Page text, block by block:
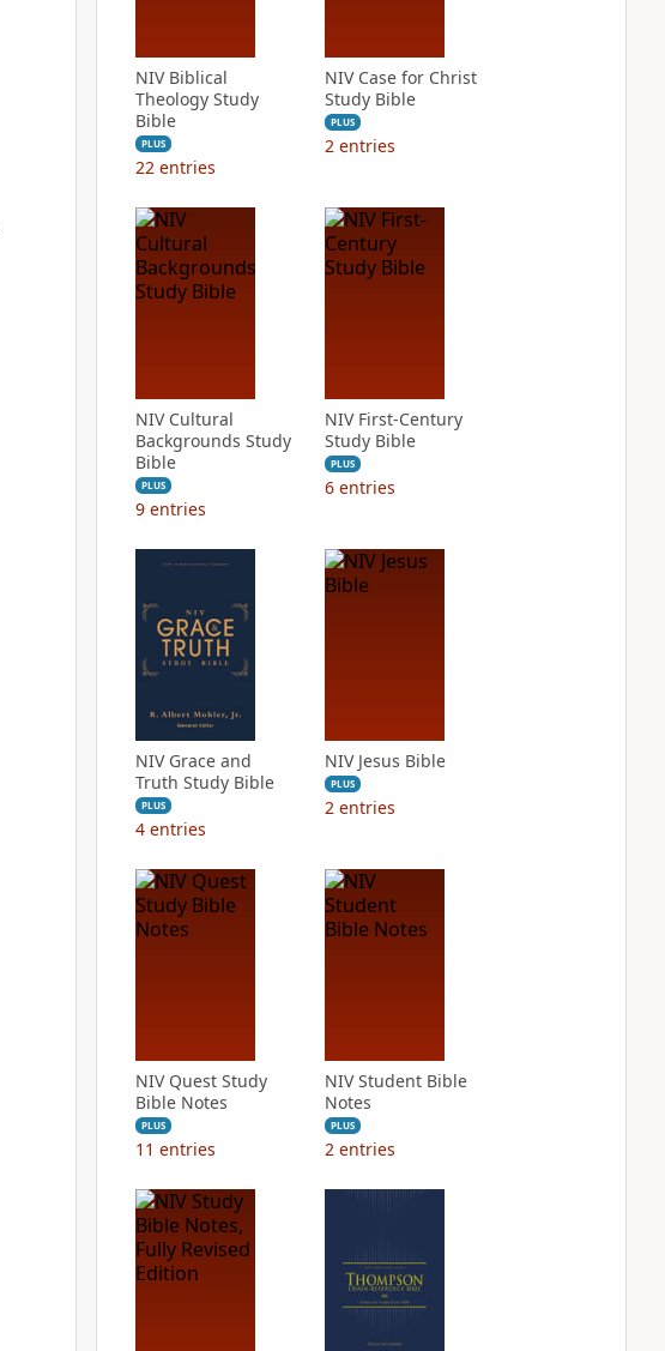
NIV Biblical
Theology Study
Bible
PLUS
22 entries
NIV Case for Christ
Study Bible
PLUS
2 entries
NIV Cultural
Backgrounds Study
Bible
PLUS
9 entries
NIV First-Century
Study Bible
PLUS
6 entries
NIV Grace and
Truth Study Bible
PLUS
4 entries
NIV Jesus Bible
PLUS
2 entries
NIV Quest Study
Bible Notes
PLUS
11 entries
NIV Student Bible
Notes
PLUS
2 entries